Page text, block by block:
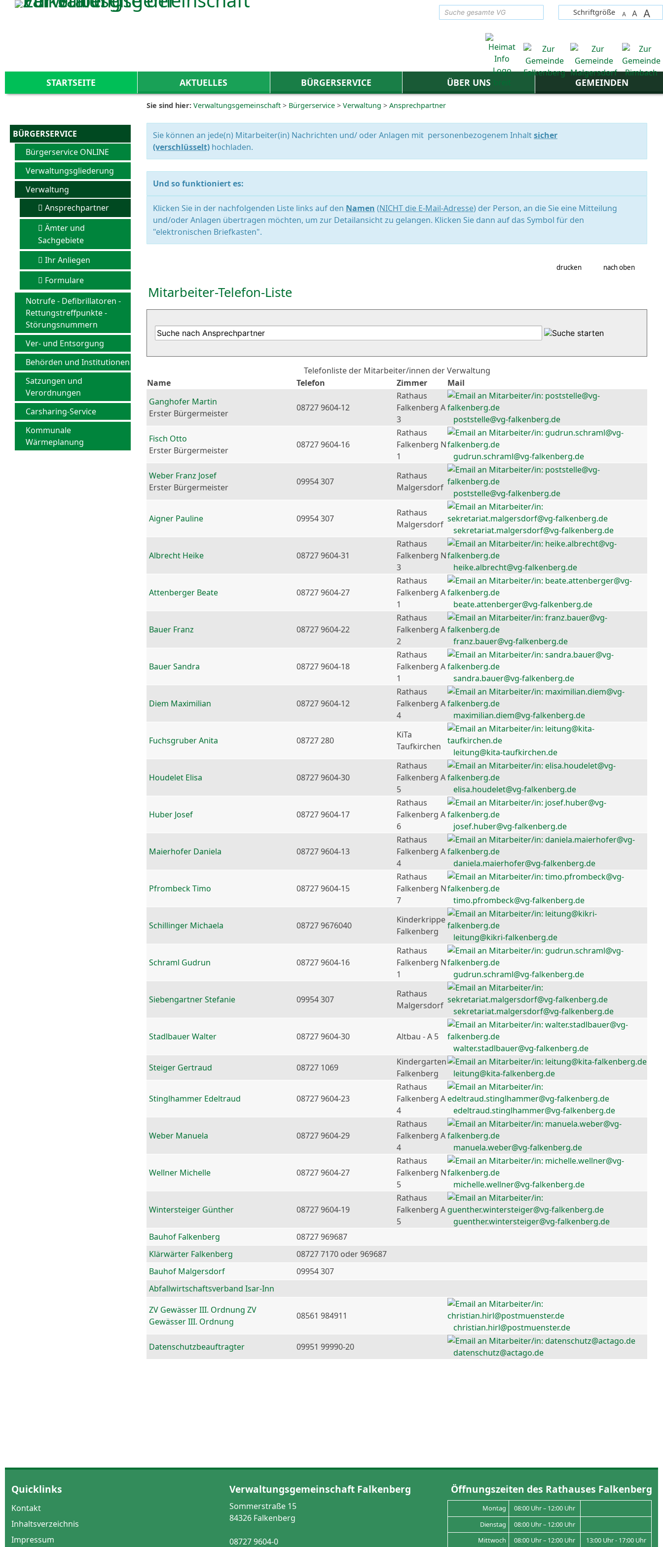
Zum Inhalt,zur Navigationoderzur Startseitespringen.
Schriftgröße A A A
STARTSEITE AKTUELLES BÜRGERSERVICE ÜBER UNS GEMEINDEN
BÜRGERSERVICE
Bürgerservice ONLINE
Verwaltungsgliederung
Verwaltung
Ansprechpartner
Ämter und
Sachgebiete
Ihr Anliegen
Formulare
Notrufe - Defibrillatoren -
Rettungstreffpunkte -
Störungsnummern
Ver- und Entsorgung
Behörden und Institutionen
Satzungen und
Verordnungen
Carsharing-Service
Kommunale
Wärmeplanung
Sie sind hier: Verwaltungsgemeinschaft > Bürgerservice > Verwaltung > Ansprechpartner
Sie können an jede(n) Mitarbeiter(in) Nachrichten und/ oder Anlagen mit personenbezogenem Inhaltsicher
(verschlüsselt) hochladen.
Und so funktioniert es:
Klicken Sie in der nachfolgenden Liste links auf den Namen (NICHT die E-Mail-Adresse) der Person, an die Sie eine Mitteilung
und/oder Anlagen übertragen möchten, um zur Detailansicht zu gelangen. Klicken Sie dann auf das Symbol für den
"elektronischen Briefkasten".
drucken nach oben
Mitarbeiter-Telefon-Liste
Telefonliste der Mitarbeiter/innen der Verwaltung
Name
Telefon Zimmer
Mail
Ganghofer Martin
Erster Bürgermeister
08727 9604-12
Rathaus
Falkenberg A
3
poststelle@vg-falkenberg.de
Fisch Otto
Erster Bürgermeister
08727 9604-16
Rathaus
Falkenberg N
1
gudrun.schraml@vg-falkenberg.de
Weber Franz Josef
Erster Bürgermeister
09954 307
Rathaus
Malgersdorf
poststelle@vg-falkenberg.de
Aigner Pauline 09954 307
Rathaus
Malgersdorf
sekretariat.malgersdorf@vg-falkenberg.de
Albrecht Heike 08727 9604-31
Rathaus
Falkenberg N
3
heike.albrecht@vg-falkenberg.de
Attenberger Beate 08727 9604-27
Rathaus
Falkenberg A
1
beate.attenberger@vg-falkenberg.de
Bauer Franz 08727 9604-22
Rathaus
Falkenberg A
2
franz.bauer@vg-falkenberg.de
Bauer Sandra 08727 9604-18
Rathaus
Falkenberg A
1
sandra.bauer@vg-falkenberg.de
Diem Maximilian 08727 9604-12
Rathaus
Falkenberg A
4
maximilian.diem@vg-falkenberg.de
Fuchsgruber Anita 08727 280
KiTa
Taufkirchen
leitung@kita-taufkirchen.de
Houdelet Elisa 08727 9604-30
Rathaus
Falkenberg A
5
elisa.houdelet@vg-falkenberg.de
Huber Josef 08727 9604-17
Rathaus
Falkenberg A
6
josef.huber@vg-falkenberg.de
Maierhofer Daniela 08727 9604-13
Rathaus
Falkenberg A
4
daniela.maierhofer@vg-falkenberg.de
Pfrombeck Timo 08727 9604-15
Rathaus
Falkenberg N
7
timo.pfrombeck@vg-falkenberg.de
Schillinger Michaela 08727 9676040
Kinderkrippe
Falkenberg
leitung@kikri-falkenberg.de
Schraml Gudrun 08727 9604-16
Rathaus
Falkenberg N
1
gudrun.schraml@vg-falkenberg.de
Siebengartner Stefanie 09954 307
Rathaus
Malgersdorf
sekretariat.malgersdorf@vg-falkenberg.de
Stadlbauer Walter 08727 9604-30
Altbau - A 5
walter.stadlbauer@vg-falkenberg.de
Steiger Gertraud
08727 1069
Kindergarten
Falkenberg
leitung@kita-falkenberg.de
Stinglhammer Edeltraud 08727 9604-23
Rathaus
Falkenberg A
4
edeltraud.stinglhammer@vg-falkenberg.de
Weber Manuela 08727 9604-29
Rathaus
Falkenberg A
4
manuela.weber@vg-falkenberg.de
Wellner Michelle 08727 9604-27
Rathaus
Falkenberg N
5
michelle.wellner@vg-falkenberg.de
Wintersteiger Günther 08727 9604-19
Rathaus
Falkenberg A
5
guenther.wintersteiger@vg-falkenberg.de
Bauhof Falkenberg
08727 969687
Klärwärter Falkenberg
08727 7170 oder 969687
Bauhof Malgersdorf
09954 307
Abfallwirtschaftsverband Isar-Inn
ZV Gewässer III. Ordnung ZV
Gewässer III. Ordnung
08561 984911
christian.hirl@postmuenster.de
Datenschutzbeauftragter
09951 99990-20
datenschutz@actago.de
Quicklinks
Kontakt
Inhaltsverzeichnis
Impressum
Verwaltungsgemeinschaft Falkenberg
Sommerstraße 15
84326 Falkenberg
08727 9604-0
Öffnungszeiten des Rathauses Falkenberg
Montag
08:00 Uhr – 12:00 Uhr
Dienstag
08:00 Uhr – 12:00 Uhr
Mittwoch
08:00 Uhr – 12:00 Uhr 13:00 Uhr - 17:00 Uhr